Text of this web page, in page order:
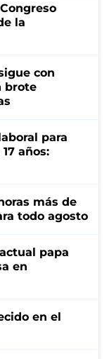
la
con
brote
para
años:
más de
todo agosto
papa
en
en el